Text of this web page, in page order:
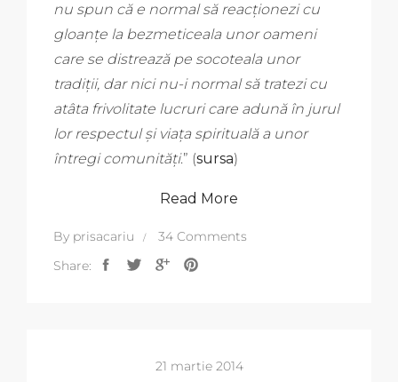
nu spun că e normal să reacţionezi cu
gloanţe la bezmeticeala unor oameni
care se distrează pe socoteala unor
tradiţii, dar nici nu-i normal să tratezi cu
atâta frivolitate lucruri care adună în jurul
lor respectul şi viaţa spirituală a unor
întregi comunităţi.” (sursa)
Read More
By prisacariu
34 Comments
Share:
21 martie 2014